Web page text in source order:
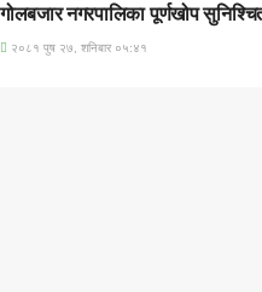
गोलबजार नगरपालिका पूर्णखोप
२०८१ पुष २७, शनिबार ०५:४१